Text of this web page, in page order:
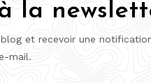
la
et recevoir une
mail.